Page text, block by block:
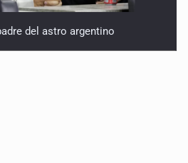
del astro argentino